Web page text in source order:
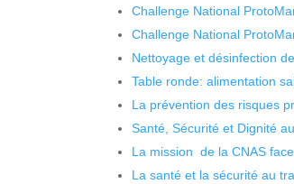
Challenge National
Challenge National
Nettoyage et désinfection
Table ronde: alimentation
La prévention des risques
Santé, Sécurité et Dignité
La mission de la CNAS
La santé et la sécurité au